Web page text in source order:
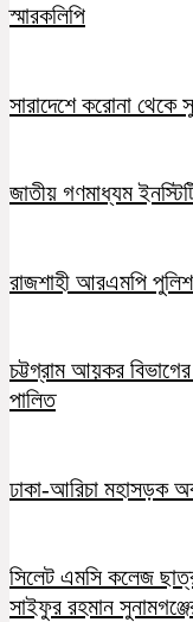
স্মারকলিপি
সারাদেশে করোনা থেকে
জাতীয় গণমাধ্যম
রাজশাহী আরএমপি পুলিশ
চট্টগ্রাম আয়কর বিভাগের
পালিত
ঢাকা-আরিচা মহাসড়ক
সিলেট এমসি কলেজ
সাইফুর রহমান